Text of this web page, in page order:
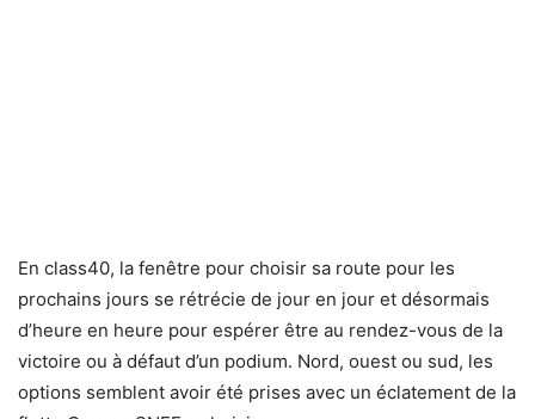
En class40, la fenêtre pour choisir sa route pour les
prochains jours se rétrécie de jour en jour et désormais
d’heure en heure pour espérer être au rendez-vous de la
victoire ou à défaut d’un podium. Nord, ouest ou sud, les
options semblent avoir été prises avec un éclatement de la